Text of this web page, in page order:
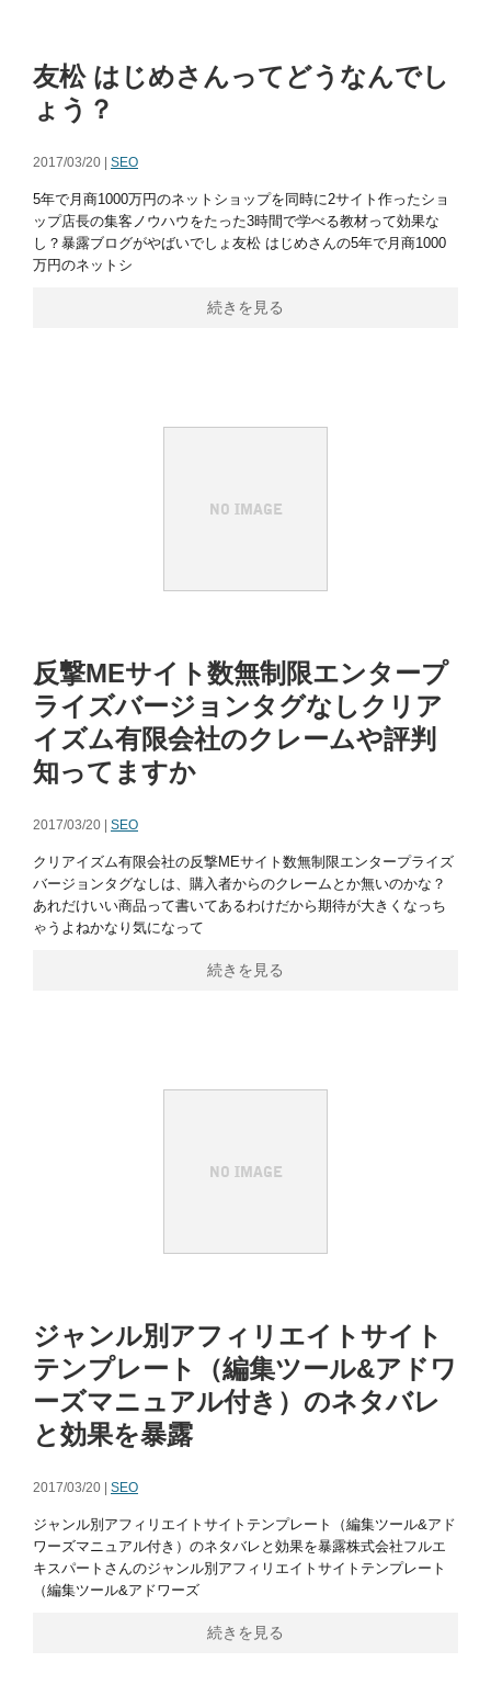
友松 はじめさんってどうなんでし
ょう？
2017/03/20 | SEO
5年で月商1000万円のネットショップを同時に2サイト作ったショ
ップ店長の集客ノウハウをたった3時間で学べる教材って効果な
し？暴露ブログがやばいでしょ友松 はじめさんの5年で月商1000
万円のネットシ
続きを見る
反撃MEサイト数無制限エンタープ
ライズバージョンタグなしクリア
イズム有限会社のクレームや評判
知ってますか
2017/03/20 | SEO
クリアイズム有限会社の反撃MEサイト数無制限エンタープライズ
バージョンタグなしは、購入者からのクレームとか無いのかな？
あれだけいい商品って書いてあるわけだから期待が大きくなっち
ゃうよねかなり気になって
続きを見る
ジャンル別アフィリエイトサイト
テンプレート（編集ツール&アドワ
ーズマニュアル付き）のネタバレ
と効果を暴露
2017/03/20 | SEO
ジャンル別アフィリエイトサイトテンプレート（編集ツール&アド
ワーズマニュアル付き）のネタバレと効果を暴露株式会社フルエ
キスパートさんのジャンル別アフィリエイトサイトテンプレート
（編集ツール&アドワーズ
続きを見る